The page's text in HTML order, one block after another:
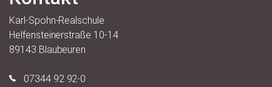
Karl-Spohn-Realschule
Helfensteinerstraße 10-14
89143 Blaubeuren
07344 92 92-0